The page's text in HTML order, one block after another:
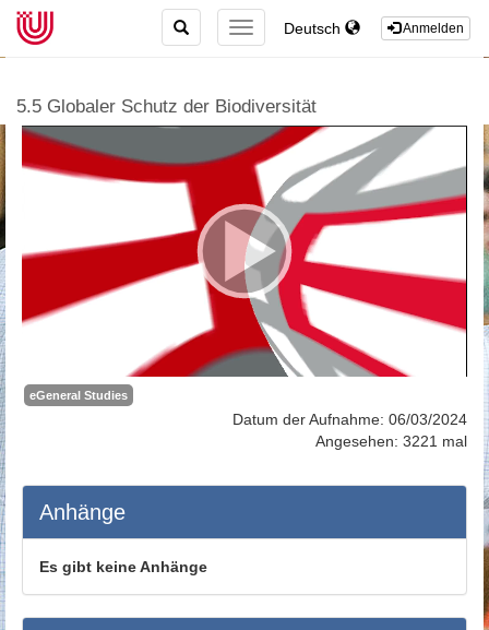
Anmelden
Deutsch
TOGGLE
NAVIGATION
TOGGLE
SEARCH
5.5 Globaler Schutz der Biodiversität
eGeneral Studies
Datum der Aufnahme: 06/03/2024
Angesehen: 3221 mal
Anhänge
Es gibt keine Anhänge